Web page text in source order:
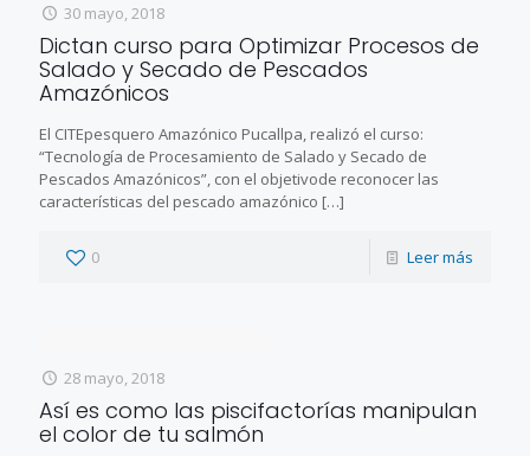
30 mayo, 2018
Dictan curso para Optimizar Procesos de
Salado y Secado de Pescados
Amazónicos
El CITEpesquero Amazónico Pucallpa, realizó el curso:
“Tecnología de Procesamiento de Salado y Secado de
Pescados Amazónicos”, con el objetivode reconocer las
características del pescado amazónico […]
0 Leer más
28 mayo, 2018
Así es como las piscifactorías manipulan
el color de tu salmón